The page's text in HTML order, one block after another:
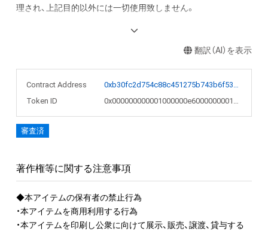
理され、上記目的以外には一切使用致しません。
（こちらの商品はブックレットをデジタルにて販売するもので、
翻訳（AI）を表示
Contract Address
0xb30fc2d754c88c451275b743b6f530f19f643683
Token ID
0x000000000001000000e6000000001cc5
審査済
著作権等に関する注意事項
◆本アイテムの保有者の禁止行為
・本アイテムを商用利用する行為
・本アイテムを印刷し公衆に向けて展示、販売、譲渡、貸与する